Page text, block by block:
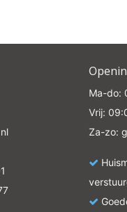
Ma-do:
Vrij:
Za-zo: